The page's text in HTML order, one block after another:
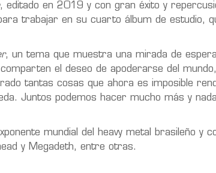
, editado en 2019 y con gran éxito y
trabajar en su cuarto álbum de estudio,
, un tema que muestra una mirada de
el deseo de apoderarse del
tantas cosas que ahora es imposible
Juntos podemos hacer mucho más y
mundial del heavy metal brasileño y
y Megadeth, entre otras.